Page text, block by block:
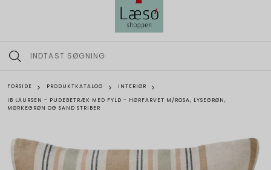
n
a
i
g
a
o
FORSIDE PRODUKTKATALOG
INTERIØR
IB LAURSEN - PUDEBETRÆK MED FYLD - HØRFARVET M/ROSA, LYSEGRØN,
MØRKEGRØN OG SAND STRIBER